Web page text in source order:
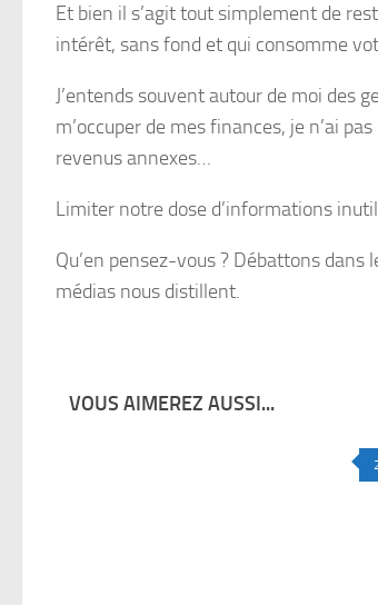
Et bien il s’agit tout simplement de
intérêt, sans fond et qui consomme
J’entends souvent autour de moi des
m’occuper de mes finances, je n’ai
revenus annexes…
Limiter notre dose d’informations
Qu’en pensez-vous ? Débattons
médias nous distillent.
VOUS AIMEREZ AUSSI...